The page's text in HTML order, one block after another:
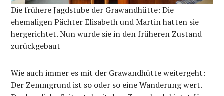
Die frühere Jagdstube der Grawandhütte: Die
ehemaligen Pächter Elisabeth und Martin hatten sie
hergerichtet. Nun wurde sie in den früheren Zustand
zurückgebaut
Wie auch immer es mit der Grawandhütte weitergeht:
Der Zemmgrund ist so oder so eine Wanderung wert.